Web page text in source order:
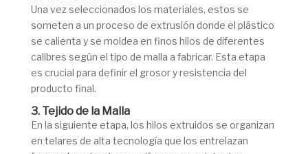
Una vez seleccionados los materiales, estos se
someten a un proceso de extrusión donde el plástico
se calienta y se moldea en finos hilos de diferentes
calibres según el tipo de malla a fabricar. Esta etapa
es crucial para definir el grosor y resistencia del
producto final.
3. Tejido de la Malla
En la siguiente etapa, los hilos extruidos se organizan
en telares de alta tecnología que los entrelazan